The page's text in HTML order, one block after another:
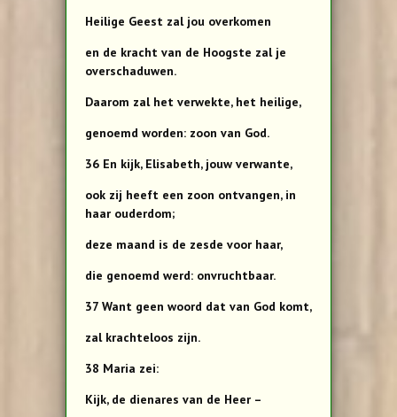
Heilige Geest zal jou overkomen
en de kracht van de Hoogste zal je
overschaduwen.
Daarom zal het verwekte, het heilige,
genoemd worden: zoon van God.
36 En kijk, Elisabeth, jouw verwante,
ook zij heeft een zoon ontvangen, in
haar ouderdom;
deze maand is de zesde voor haar,
die genoemd werd: onvruchtbaar.
37 Want geen woord dat van God komt,
zal krachteloos zijn.
38 Maria zei:
Kijk, de dienares van de Heer –